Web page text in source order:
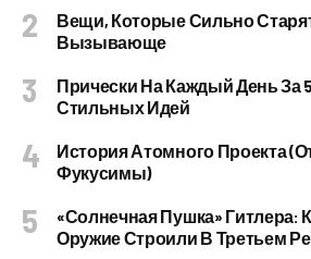
Вещи, Которые Сильно
Вызывающе
Прически На Каждый День За
Стильных Идей
История Атомного Проекта
Фукусимы)
«Солнечная Пушка» Гитлера:
Оружие Строили В Третьем